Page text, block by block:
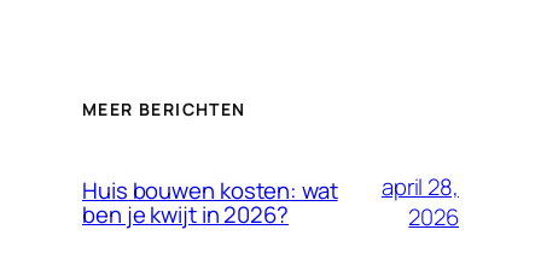
MEER BERICHTEN
Huis bouwen kosten: wat
ben je kwijt in 2026?
april 28,
2026